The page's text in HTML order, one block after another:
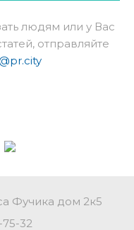
людям или у Вас
отправляйте
Фучика дом 2к5
32